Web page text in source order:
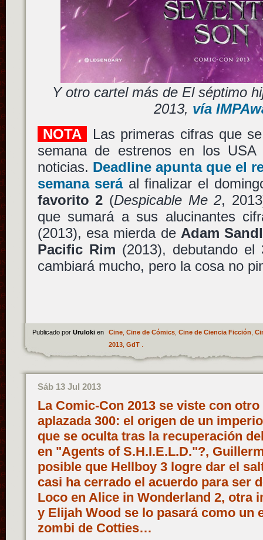
Y otro cartel más de El séptimo
2013, vía
NOTA
Las primeras cifras que
semana de estrenos en los
noticias. Deadline apunta que el
semana seráal finalizar el
favorito 2 (Despicable Me 2,
que sumará a sus alucinantes
(2013), esa mierda de Adam
Pacific Rim (2013), debutando
cambiará mucho, pero la cosa no
Publicado por Uruloki en Cine, Cine de Cómics, Cine de Ciencia Ficción
2013, GdT.
Sáb 13 Jul 2013
La Comic-Con 2013 se viste con
aplazada 300: el origen de un
que se oculta tras la recuperación
en "Agents of S.H.I.E.L.D."?,
posible que Hellboy 3 logre dar el
casi ha cerrado el acuerdo para ser
Loco en Alice in Wonderland 2, otra
y Elijah Wood se lo pasará como un
zombi de Cotties…